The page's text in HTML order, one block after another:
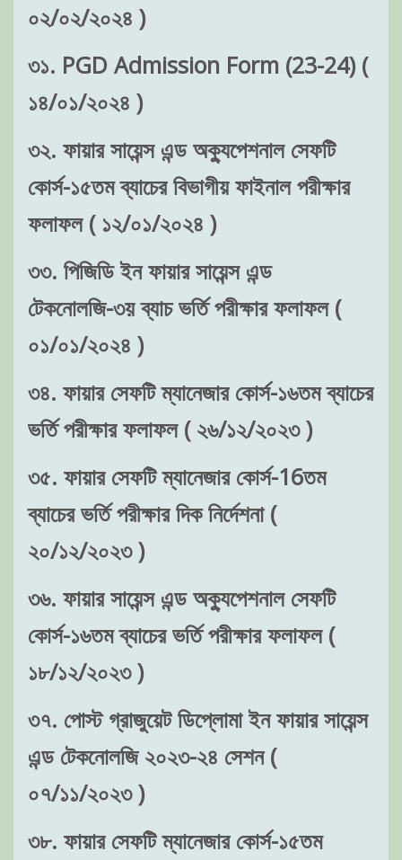
০২/০২/২০২৪ )
৩১. PGD Admission Form (23-24) (
১৪/০১/২০২৪ )
৩২. ফায়ার সায়েন্স এন্ড অক্যুপেশনাল সেফটি
কোর্স-১৫তম ব্যাচের বিভাগীয় ফাইনাল পরীক্ষার
ফলাফল ( ১২/০১/২০২৪ )
৩৩. পিজিডি ইন ফায়ার সায়েন্স এন্ড
টেকনোলজি-৩য় ব্যাচ ভর্তি পরীক্ষার ফলাফল (
০১/০১/২০২৪ )
৩৪. ফায়ার সেফটি ম্যানেজার কোর্স-১৬তম ব্যাচের
ভর্তি পরীক্ষার ফলাফল ( ২৬/১২/২০২৩ )
৩৫. ফায়ার সেফটি ম্যানেজার কোর্স-16তম
ব্যাচের ভর্তি পরীক্ষার দিক নির্দেশনা (
২০/১২/২০২৩ )
৩৬. ফায়ার সায়েন্স এন্ড অক্যুপেশনাল সেফটি
কোর্স-১৬তম ব্যাচের ভর্তি পরীক্ষার ফলাফল (
১৮/১২/২০২৩ )
৩৭. পোস্ট গ্রাজুয়েট ডিপ্লোমা ইন ফায়ার সায়েন্স
এন্ড টেকনোলজি ২০২৩-২৪ সেশন (
০৭/১১/২০২৩ )
৩৮. ফায়ার সেফটি ম্যানেজার কোর্স-১৫তম